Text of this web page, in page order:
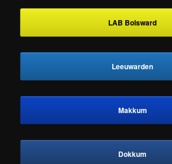
LAB Bolsward
Leeuwarden
Makkum
Dokkum